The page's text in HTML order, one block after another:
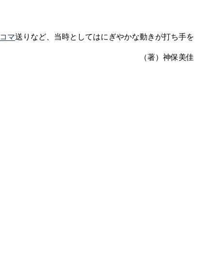
コマ送り など、当時としてはにぎやかな動きが打ち手を
（著）神保美佳